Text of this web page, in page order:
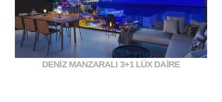
11.000.000,00 ₺">
DENİZ MANZARALI 3+1 LÜX DAİRE